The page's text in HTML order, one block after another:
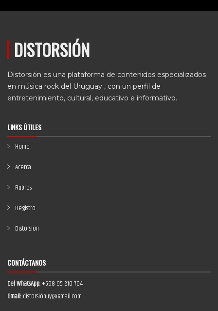
DISTORSIÓN
Distorsión es una plataforma de contenidos especializados
en música rock del Uruguay , con un perfil de
entretenimiento, cultural, educativo e informativo.
LINKS ÚTILES
Home
Acerca
Rubros
Registro
Distorsión
CONTÁCTANOS
Cel WhatsApp:+598 95 210 764
Email:distorsiónuy@gmail.com